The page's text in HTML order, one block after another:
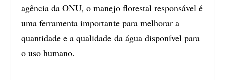
agência da ONU, o manejo florestal responsável é
uma ferramenta importante para melhorar a
quantidade e a qualidade da água disponível para
o uso humano.